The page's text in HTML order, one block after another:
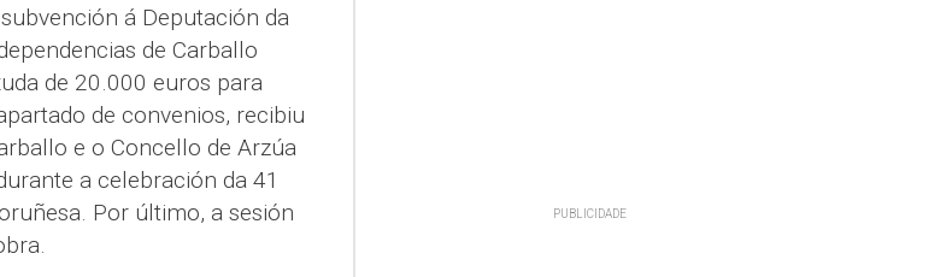
á Deputación da
de Carballo
de 20.000 euros para
de convenios, recibiu
e o Concello de Arzúa
a celebración da 41
Por último, a sesión